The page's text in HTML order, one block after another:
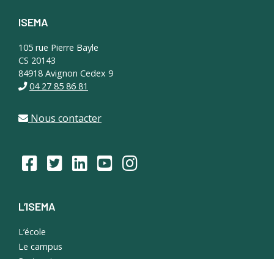
Footer
ISEMA
105 rue Pierre Bayle
CS 20143
84918 Avignon Cedex 9
04 27 85 86 81
Nous contacter
L’ISEMA
L’école
Le campus